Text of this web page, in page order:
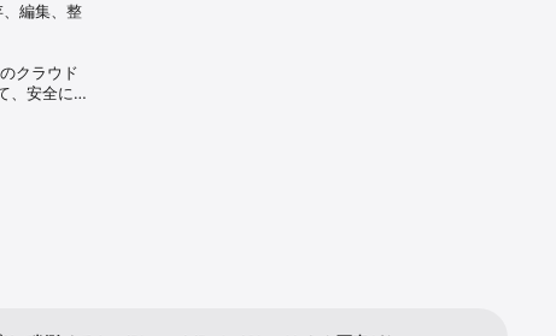
編集、整
クラウド
、安全に保
ことも可
ている」
リーの整理